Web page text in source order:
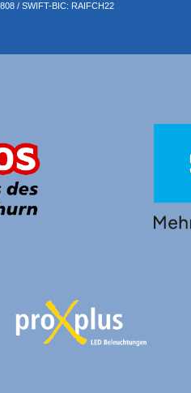
/ SWIFT-BIC: RAIFCH22